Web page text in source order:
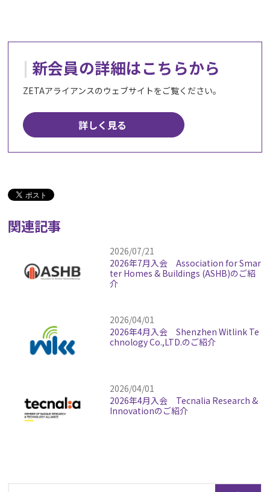
新会員の詳細はこちらから
ZETAアライアンスのウェブサイトをご覧ください。
詳しく見る
関連記事
2026/07/21
2026年7月入会 Association for Smar
ter Homes & Buildings (ASHB)のご紹
介
2026/04/01
2026年4月入会 Shenzhen Witlink Te
chnology Co.,LTD.のご紹介
2026/04/01
2026年4月入会 Tecnalia Research &
Innovationのご紹介